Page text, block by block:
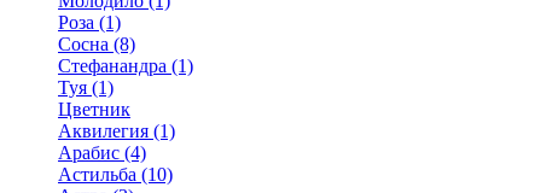
Роза (1)
Сосна (8)
Стефанандра (1)
Туя (1)
Цветник
Аквилегия (1)
Арабис (4)
Астильба (10)